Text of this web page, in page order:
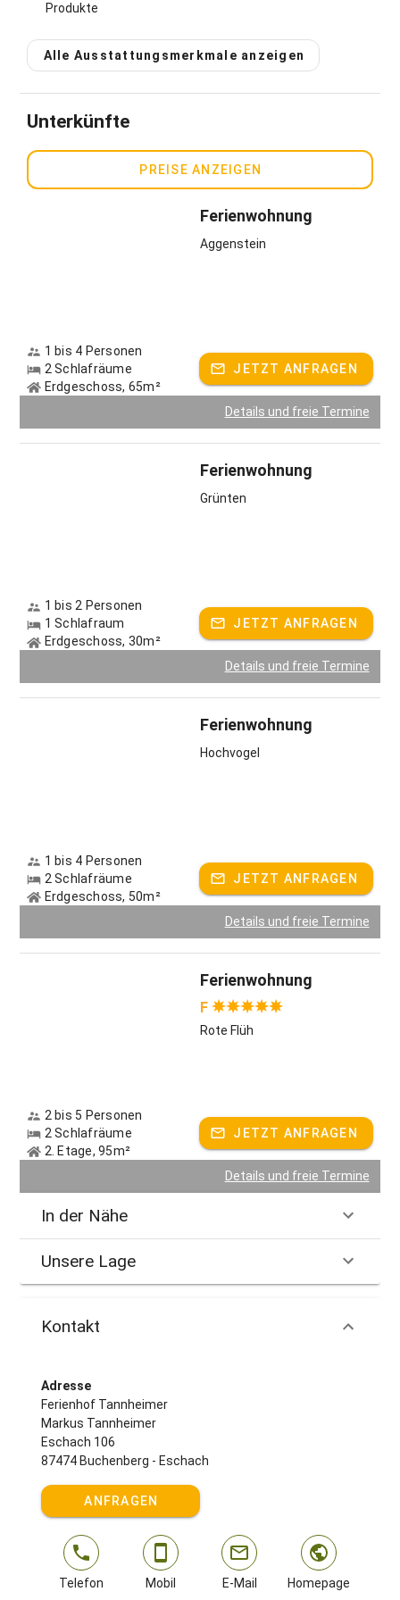
Gastgeber spricht:Deutsch, Englisch
Produkte
Alle Ausstattungsmerkmale anzeigen
Unterkünfte
PREISE ANZEIGEN
Ferienwohnung
Aggenstein
1 bis 4 Personen
2 Schlafräume
Erdgeschoss, 65m²
JETZT ANFRAGEN
Details und freie Termine
Ferienwohnung
Grünten
1 bis 2 Personen
1 Schlafraum
Erdgeschoss, 30m²
JETZT ANFRAGEN
Details und freie Termine
Ferienwohnung
Hochvogel
1 bis 4 Personen
2 Schlafräume
Erdgeschoss, 50m²
JETZT ANFRAGEN
Details und freie Termine
Ferienwohnung
F
Rote Flüh
2 bis 5 Personen
2 Schlafräume
2. Etage, 95m²
JETZT ANFRAGEN
Details und freie Termine
In der Nähe
Unsere Lage
Kontakt
Adresse
Ferienhof Tannheimer
Markus Tannheimer
Eschach 106
87474 Buchenberg - Eschach
ANFRAGEN
Telefon Mobil E-Mail Homepage